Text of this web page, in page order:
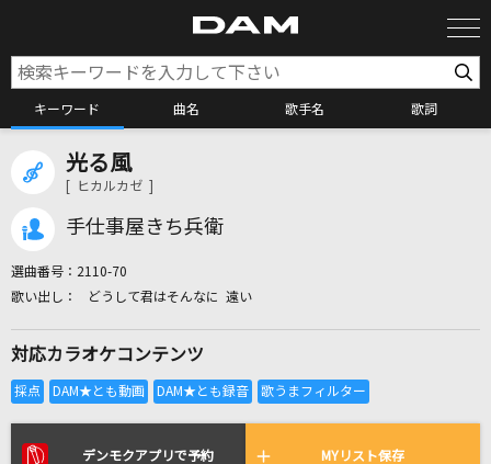
キーワード 曲名 歌手名 歌詞
全国りれき
リアルタイムで歌われている曲の一覧
光る風
[ ヒカルカゼ ]
手仕事屋きち兵衛
選曲番号： 2110-70
どうして君はそんなに 遠い
対応カラオケコンテンツ
デンモクアプリで予約 MYリスト保存